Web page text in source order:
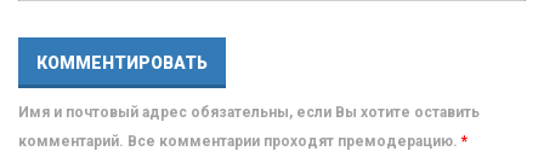
Имя и почтовый адрес обязательны, если Вы хотите оставить
комментарий. Все комментарии проходят премодерацию. *